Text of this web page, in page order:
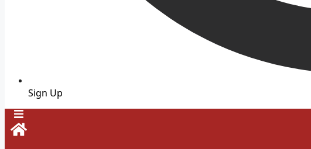
Sign Up